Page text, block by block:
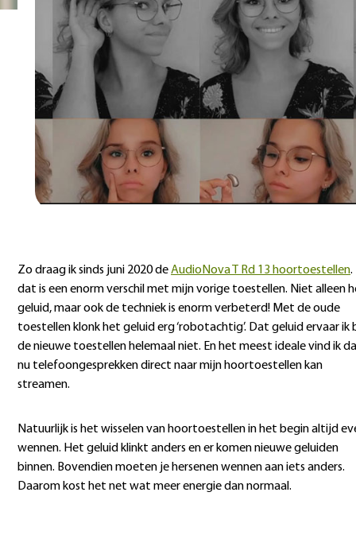
Zo draag ik sinds juni 2020 deAudioNova T Rd 13 hoortoestellen.
dat is een enorm verschil met mijn vorige toestellen. Niet alleen
geluid, maar ook de techniek is enorm verbeterd! Met de oude
toestellen klonk het geluid erg ‘robotachtig’. Dat geluid ervaar ik
de nieuwe toestellen helemaal niet. En het meest ideale vind ik
nu telefoongesprekken direct naar mijn hoortoestellen kan
streamen.
Natuurlijk is het wisselen van hoortoestellen in het begin altijd
wennen. Het geluid klinkt anders en er komen nieuwe geluiden
binnen. Bovendien moeten je hersenen wennen aan iets anders.
Daarom kost het net wat meer energie dan normaal.